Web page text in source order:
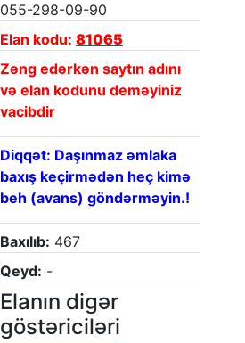
055-298-09-90
Elan kodu: 81065
Zəng edərkən saytın adını
və elan kodunu deməyiniz
vacibdir
Diqqət: Daşınmaz əmlaka
baxış keçirmədən heç kimə
beh (avans) göndərməyin.!
Baxılıb: 467
Qeyd: -
Elanın digər
göstəriciləri